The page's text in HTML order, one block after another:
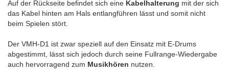
Auf der Rückseite befindet sich eine Kabelhalterung mit der sich
das Kabel hinten am Hals entlangführen lässt und somit nicht
beim Spielen stört.
Der VMH-D1 ist zwar speziell auf den Einsatz mit E-Drums
abgestimmt, lässt sich jedoch durch seine Fullrange-Wiedergabe
auch hervorragend zum Musikhören nutzen.